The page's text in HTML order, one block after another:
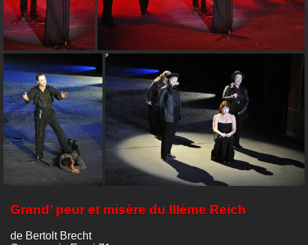
Grand’ peur et misère du IIIème Reich
de Bertolt Brecht